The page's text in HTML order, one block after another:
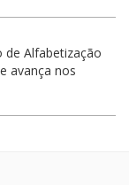
de Alfabetização
avança nos